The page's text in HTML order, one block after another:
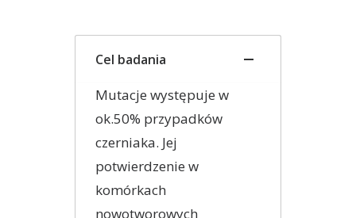
Cel badania
Mutacje występuje w
ok.50% przypadków
czerniaka. Jej
potwierdzenie w
komórkach
nowotworowych